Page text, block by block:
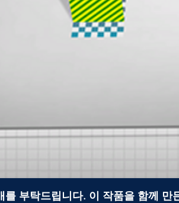
를 부탁드립니다. 이 작품을 함께